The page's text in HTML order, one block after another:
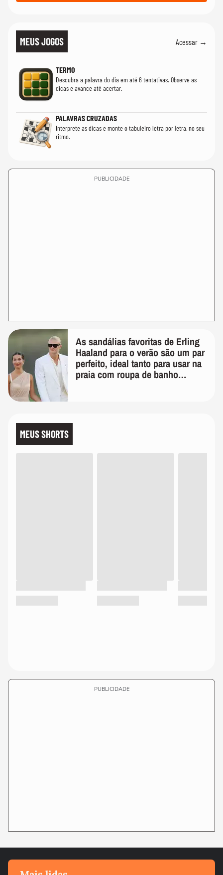
MEUS JOGOS Acessar →
TERMO
Descubra a palavra do dia em até 6 tentativas. Observe as
dicas e avance até acertar.
PALAVRAS CRUZADAS
Interprete as dicas e monte o tabuleiro letra por letra, no seu
ritmo.
PUBLICIDADE
As sandálias favoritas de Erling
Haaland para o verão são um par
perfeito, ideal tanto para usar na
praia com roupa de banho
MEUS SHORTS
PUBLICIDADE